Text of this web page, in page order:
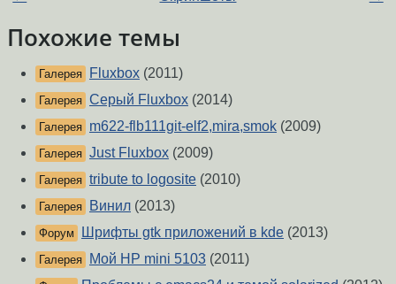
Похожие темы
Галерея Fluxbox (2011)
Галерея Серый Fluxbox (2014)
Галерея m622-flb111git-elf2,mira,smok (2009)
Галерея Just Fluxbox (2009)
Галерея tribute to logosite (2010)
Галерея Винил (2013)
Форум Шрифты gtk приложений в kde (2013)
Галерея Мой HP mini 5103 (2011)